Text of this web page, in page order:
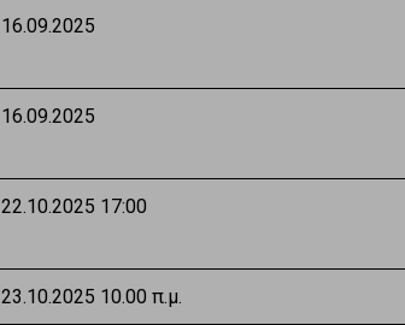
16.09.2025
16.09.2025
22.10.2025 17:00
23.10.2025 10.00 π.μ.